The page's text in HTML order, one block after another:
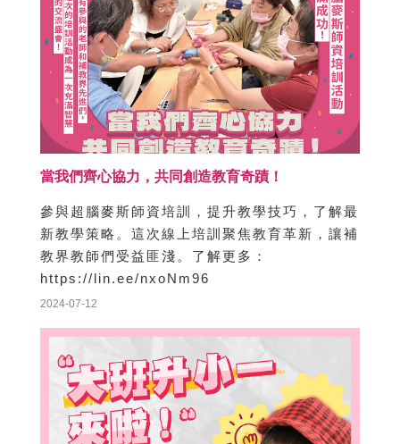
未來教學實驗室開放體驗！探索科技驅動的新世代
學習！
探索科技驅動的未來教育！超腦麥斯榮獲教育部
認可，為補習班提供多元數位課程。探索科技驅
動的未來教育！超腦麥斯榮獲教育部認可，為補
習班提供多元數位課程。立即加入官方LINE@